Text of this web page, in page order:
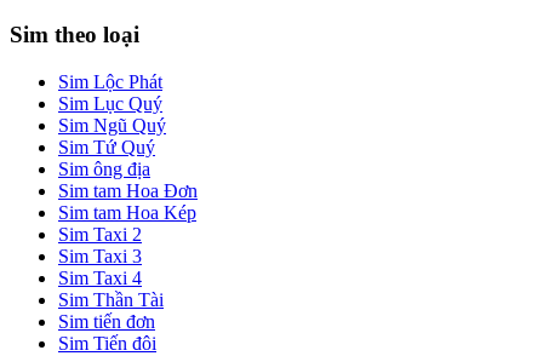
Sim theo loại
Sim Lộc Phát
Sim Lục Quý
Sim Ngũ Quý
Sim Tứ Quý
Sim ông địa
Sim tam Hoa Đơn
Sim tam Hoa Kép
Sim Taxi 2
Sim Taxi 3
Sim Taxi 4
Sim Thần Tài
Sim tiến đơn
Sim Tiến đôi